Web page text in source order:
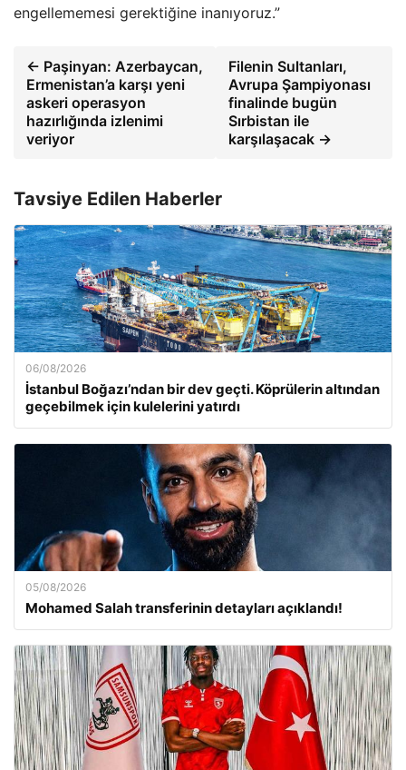
engellememesi gerektiğine inanıyoruz.”
← Paşinyan: Azerbaycan,
Ermenistan’a karşı yeni
askeri operasyon
hazırlığında izlenimi
veriyor
Filenin Sultanları,
Avrupa Şampiyonası
finalinde bugün
Sırbistan ile
karşılaşacak →
Tavsiye Edilen Haberler
06/08/2026
İstanbul Boğazı’ndan bir dev geçti. Köprülerin altından
geçebilmek için kulelerini yatırdı
05/08/2026
Mohamed Salah transferinin detayları açıklandı!